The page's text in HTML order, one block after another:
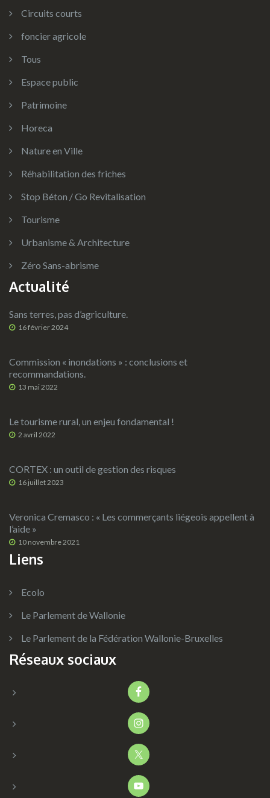
Circuits courts
foncier agricole
Tous
Espace public
Patrimoine
Horeca
Nature en Ville
Réhabilitation des friches
Stop Béton / Go Revitalisation
Tourisme
Urbanisme & Architecture
Zéro Sans-abrisme
Actualité
Sans terres, pas d’agriculture.
16 février 2024
Commission « inondations » : conclusions et
recommandations.
13 mai 2022
Le tourisme rural, un enjeu fondamental !
2 avril 2022
CORTEX : un outil de gestion des risques
16 juillet 2023
Veronica Cremasco : « Les commerçants liégeois appellent à
l’aide »
10 novembre 2021
Liens
Ecolo
Le Parlement de Wallonie
Le Parlement de la Fédération Wallonie-Bruxelles
Réseaux sociaux